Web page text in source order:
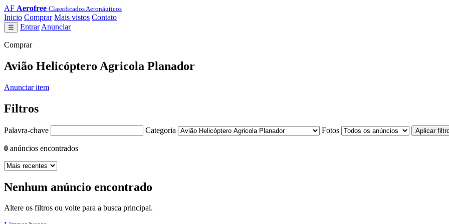
AF Aerofree Classificados Aeronáuticos
Inicio Comprar Mais vistos Contato
☰ Entrar Anunciar
Comprar
Avião Helicóptero Agricola Planador
Anunciar item
Filtros
Palavra-chave Categoria Fotos Aplicar
0 anúncios encontrados
Nenhum anúncio encontrado
Altere os filtros ou volte para a busca principal.